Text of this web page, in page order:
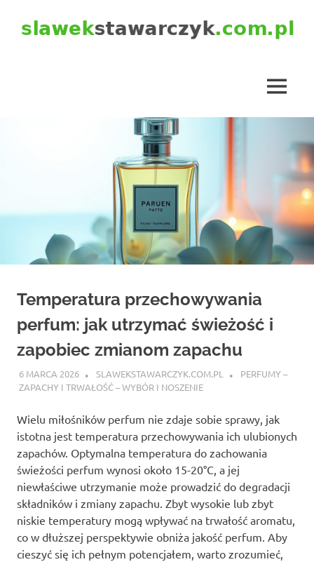
MENU
Temperatura przechowywania
perfum: jak utrzymać świeżość i
zapobiec zmianom zapachu
6 MARCA 2026 SLAWEKSTAWARCZYK.COM.PL
PERFUMY –
ZAPACHY I TRWAŁOŚĆ – WYBÓR I NOSZENIE
Wielu miłośników perfum nie zdaje sobie sprawy, jak
istotna jest temperatura przechowywania ich ulubionych
zapachów. Optymalna temperatura do zachowania
świeżości perfum wynosi około 15-20°C, a jej
niewłaściwe utrzymanie może prowadzić do degradacji
składników i zmiany zapachu. Zbyt wysokie lub zbyt
niskie temperatury mogą wpływać na trwałość aromatu,
co w dłuższej perspektywie obniża jakość perfum. Aby
cieszyć się ich pełnym potencjałem, warto zrozumieć,